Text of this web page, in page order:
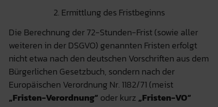
2. Ermittlung des Fristbeginns
Die Berechnung der 72-Stunden-Frist (sowie aller
weiteren in der DSGVO) genannten Fristen erfolgt
nicht etwa nach den deutschen Vorschriften aus dem
Bürgerlichen Gesetzbuch, sondern nach der
Europäischen Verordnung Nr. 1182/71 (meist
„Fristen-Verordnung“ oder kurz „Fristen-VO“